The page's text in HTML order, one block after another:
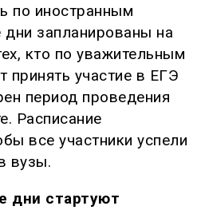
по иностранным
запланированы на
кто по уважительным
принять участие в ЕГЭ
период проведения
Расписание
все участники успели
вузы.
дни стартуют